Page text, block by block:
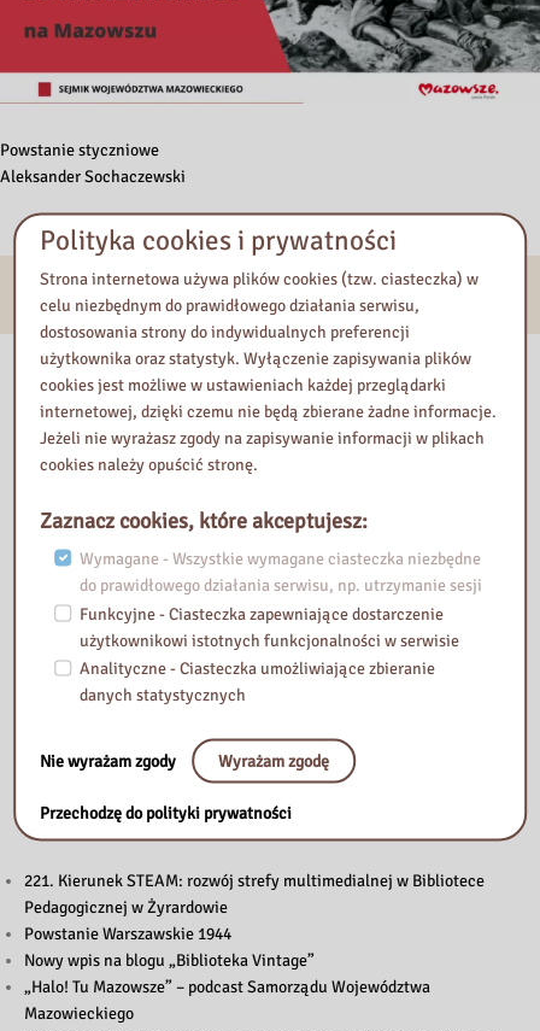
Powstanie styczniowe
Aleksander Sochaczewski
E-usługi
Nasza biblioteka
Przeczytaj
221. Kierunek STEAM: rozwój strefy multimedialnej w Bibliotece
Pedagogicznej w Żyrardowie
Powstanie Warszawskie 1944
Nowy wpis na blogu „Biblioteka Vintage”
„Halo! Tu Mazowsze” – podcast Samorządu Województwa
Mazowieckiego
Polityka cookies i prywatności
Strona internetowa używa plików cookies (tzw. ciasteczka) w
celu niezbędnym do prawidłowego działania serwisu,
dostosowania strony do indywidualnych preferencji
użytkownika oraz statystyk. Wyłączenie zapisywania plików
cookies jest możliwe w ustawieniach każdej przeglądarki
internetowej, dzięki czemu nie będą zbierane żadne informacje.
Jeżeli nie wyrażasz zgody na zapisywanie informacji w plikach
cookies należy opuścić stronę.
Zaznacz cookies, które akceptujesz:
Wymagane - Wszystkie wymagane ciasteczka niezbędne
do prawidłowego działania serwisu, np. utrzymanie sesji
Funkcyjne - Ciasteczka zapewniające dostarczenie
użytkownikowi istotnych funkcjonalności w serwisie
Analityczne - Ciasteczka umożliwiające zbieranie
danych statystycznych
Nie wyrażam zgody Wyrażam zgodę
Przechodzę do polityki prywatności